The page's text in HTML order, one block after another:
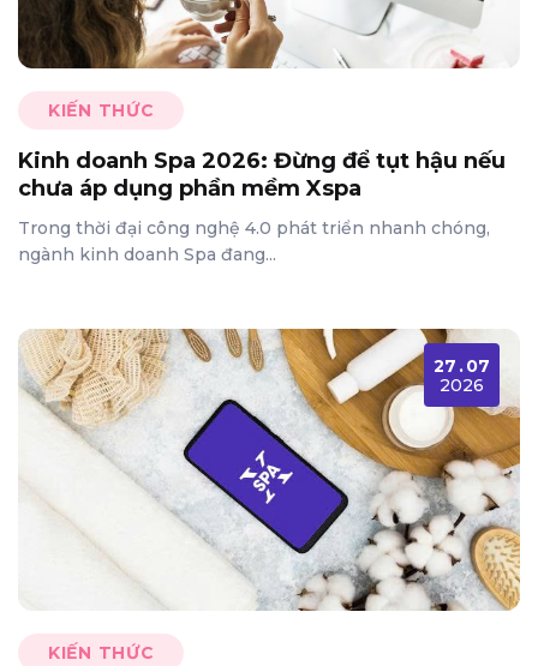
KIẾN THỨC
Kinh doanh Spa 2026: Đừng để tụt hậu nếu
chưa áp dụng phần mềm Xspa
Trong thời đại công nghệ 4.0 phát triển nhanh chóng,
ngành kinh doanh Spa đang...
KIẾN THỨC
27 .07
2026